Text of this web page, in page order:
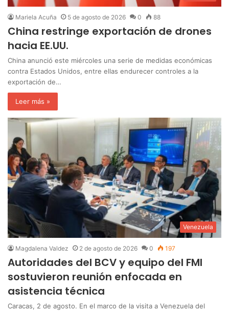
Mariela Acuña 5 de agosto de 2026 0 88
China restringe exportación de drones
hacia EE.UU.
China anunció este miércoles una serie de medidas económicas
contra Estados Unidos, entre ellas endurecer controles a la
exportación de…
Leer más »
Venezuela
Magdalena Valdez 2 de agosto de 2026 0 197
Autoridades del BCV y equipo del FMI
sostuvieron reunión enfocada en
asistencia técnica
Caracas, 2 de agosto. En el marco de la visita a Venezuela del